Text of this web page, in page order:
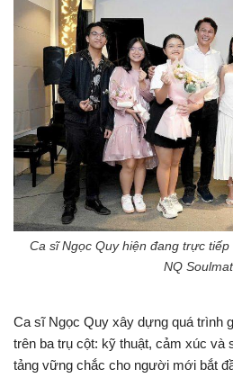
Ca sĩ Ngọc Quy hiện đang trực
NQ
Ca sĩ Ngọc Quy xây dựng quá trình
trên ba trụ cột: kỹ thuật, cảm xúc và
tảng vững chắc cho người mới bắt